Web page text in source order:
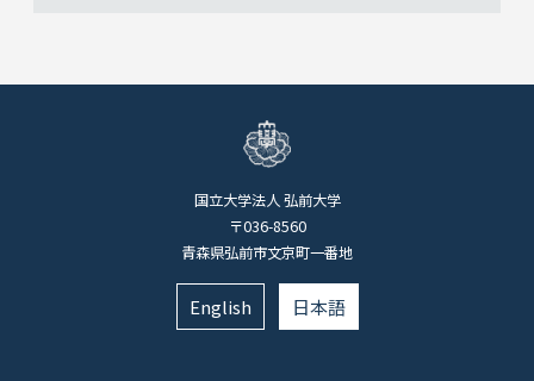
国立大学法人 弘前大学
〒036-8560
青森県弘前市文京町一番地
English 日本語